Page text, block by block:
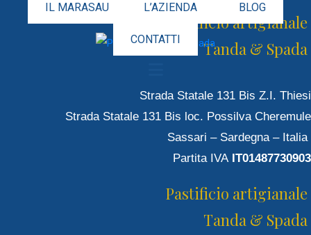
IL MARASAU L’AZIENDA BLOG
CONTATTI
Pastificio artigianale
Tanda & Spada
Strada Statale 131 Bis Z.I. Thiesi
Strada Statale 131 Bis loc. Possilva Cheremule
Sassari – Sardegna – Italia
Partita IVA IT01487730903
Pastificio artigianale
Tanda & Spada